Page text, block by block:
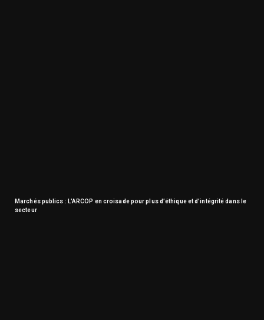
Marchés publics : L’ARCOP en croisade pour plus d’éthique et d’intégrité dans le
secteur